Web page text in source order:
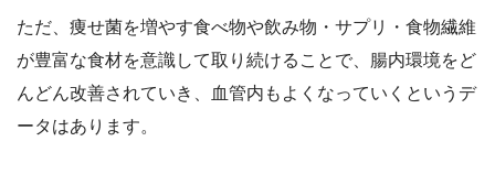
ただ、痩せ菌を増やす食べ物や飲み物・サプリ・食物繊維
が豊富な食材を意識して取り続けることで、腸内環境をど
んどん改善されていき、血管内もよくなっていくというデ
ータはあります。